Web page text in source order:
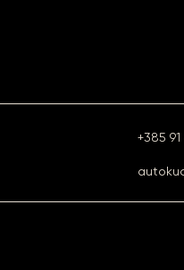
+385